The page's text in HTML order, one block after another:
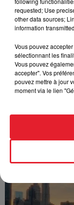
FOLA &
requested; Use
other data sources;
information
Vous pouvez
sélectionnant les
Vous pouvez
accepter". Vos
pouvez mettre à jour
moment via le lien